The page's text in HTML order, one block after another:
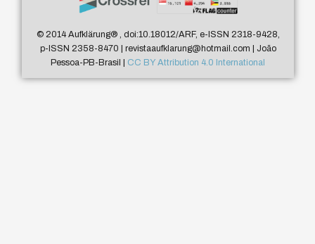
© 2014 Aufklärung®, doi:10.18012/ARF, e-ISSN 2318-9428,
p-ISSN 2358-8470 | revistaaufklarung@hotmail.com | João
Pessoa-PB-Brasil | CC BY Attribution 4.0 International